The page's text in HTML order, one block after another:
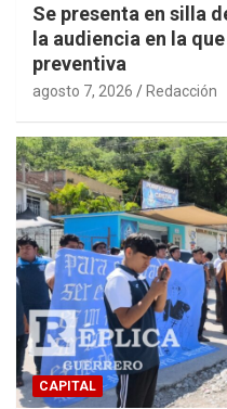
Se presenta en silla
la audiencia en la
preventiva
agosto 7, 2026 Redacción
CAPITAL